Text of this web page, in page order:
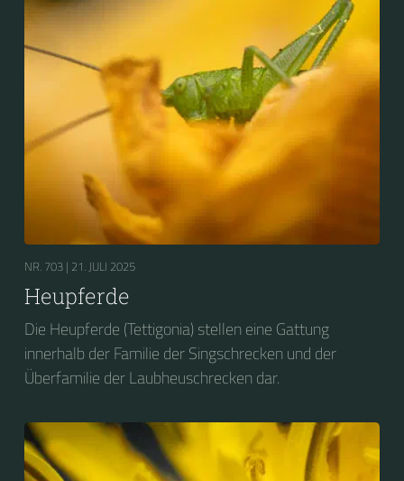
NR. 703 | 21. JULI 2025
Heupferde
Die Heupferde (Tettigonia) stellen eine Gattung
innerhalb der Familie der Singschrecken und der
Überfamilie der Laubheuschrecken dar.